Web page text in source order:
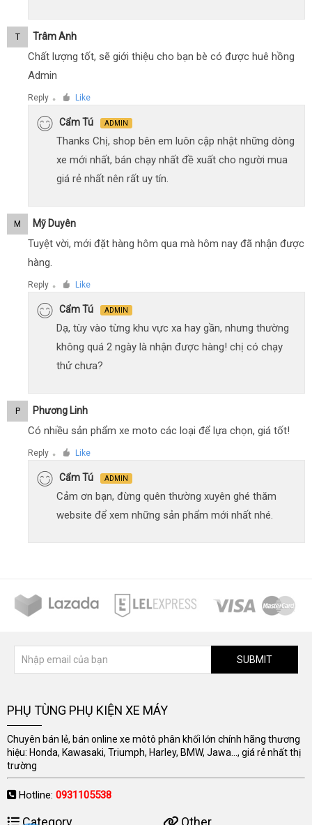
T Trâm Anh
Chất lượng tốt, sẽ giới thiệu cho bạn bè có được huê hồng
Admin
Reply ● Like
Cẩm Tú ADMIN
Thanks Chị, shop bên em luôn cập nhật những dòng
xe mới nhất, bán chạy nhất đề xuất cho người mua
giá rẻ nhất nên rất uy tín.
M Mỹ Duyên
Tuyệt vời, mới đặt hàng hôm qua mà hôm nay đã nhận được
hàng.
Reply ● Like
Cẩm Tú ADMIN
Dạ, tùy vào từng khu vực xa hay gần, nhưng thường
không quá 2 ngày là nhận được hàng! chị có chạy
thử chưa?
P Phương Linh
Có nhiều sản phẩm xe moto các loại để lựa chọn, giá tốt!
Reply ● Like
Cẩm Tú ADMIN
Cảm ơn bạn, đừng quên thường xuyên ghé thăm
website để xem những sản phẩm mới nhất nhé.
SUBMIT
PHỤ TÙNG PHỤ KIỆN XE MÁY
Chuyên bán lẻ, bán online xe môtô phân khối lớn chính hãng thương
hiệu: Honda, Kawasaki, Triumph, Harley, BMW, Jawa..., giá rẻ nhất thị
trường
Hotline: 0931105538